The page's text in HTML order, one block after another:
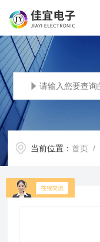
当前位置：首页 /